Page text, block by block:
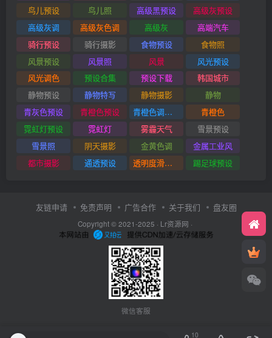
鸟儿预设
鸟儿照 高级黑预设
高级灰预设
高级灰调
高级灰色调 高级灰
高端汽车
骑行预设
骑行摄影 食物预设
食物照
风景预设
风景照 风景
风光预设
风光调色
预设合集 预设下载
韩国城市
静物预设
静物特写 静物摄影
静物
青灰色预设
青橙色预设 青橙色调预设
青橙色
霓虹灯预设
霓虹灯 雾霾天气
雪景预设
雪景照
阴天摄影 金黄色调
金属工业风
都市摄影
通透预设 透明度滑块插件 踢足球预设
友链申请 免责声明 广告合作 关于我们 盘友圈
Copyright © 2021-2025 · Lr资源网 ·
微信客服
10